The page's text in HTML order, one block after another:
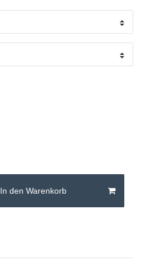
In den Warenkorb